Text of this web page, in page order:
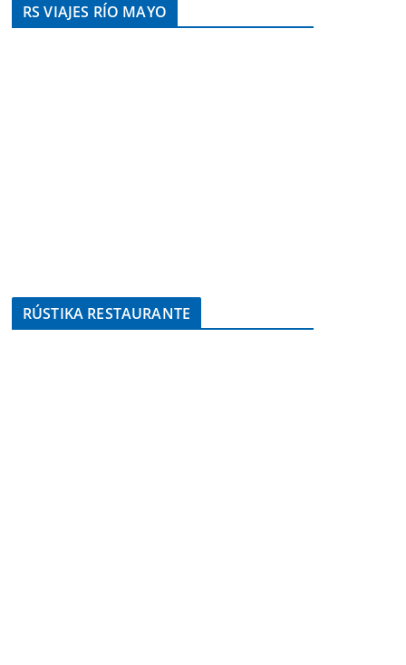
RS VIAJES RÍO MAYO
RÚSTIKA RESTAURANTE